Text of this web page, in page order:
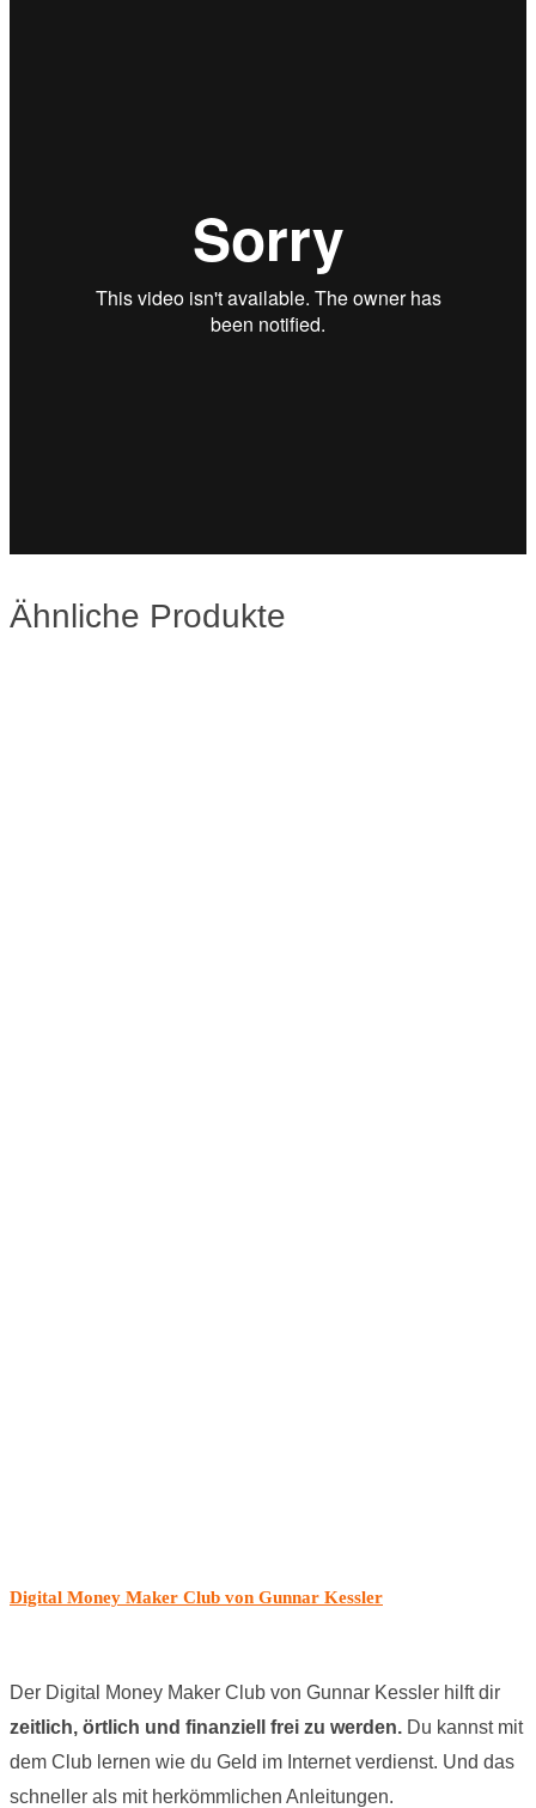
Ähnliche Produkte
Digital Money Maker Club von Gunnar Kessler
Der Digital Money Maker Club von Gunnar Kessler hilft dir
zeitlich, örtlich und finanziell frei zu werden. Du kannst mit
dem Club lernen wie du Geld im Internet verdienst. Und das
schneller als mit herkömmlichen Anleitungen.